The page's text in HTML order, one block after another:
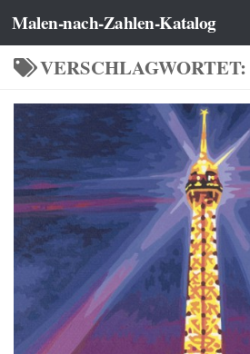
Zum Inhalt springen
Malen-nach-Zahlen-Katalog
VERSCHLAGWORTET: